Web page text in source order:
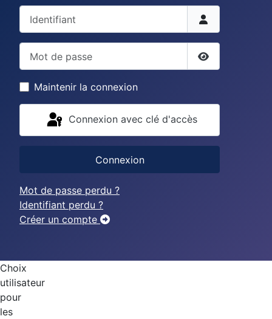
Afficher le
Maintenir la connexion
Connexion avec clé d'accès
Connexion
Mot de passe perdu ?
Identifiant perdu ?
Créer un compte
Choix
utilisateur
pour
les